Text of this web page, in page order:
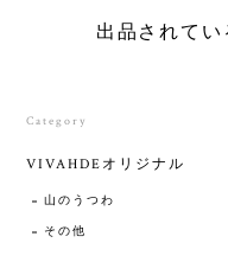
出品されてい
Category
VIVAHDEオリジナル
山のうつわ
その他